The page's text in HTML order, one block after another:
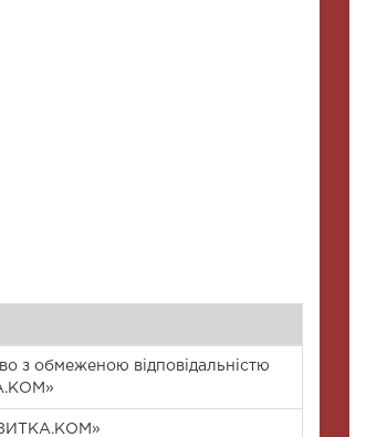
з обмеженою відповідальністю